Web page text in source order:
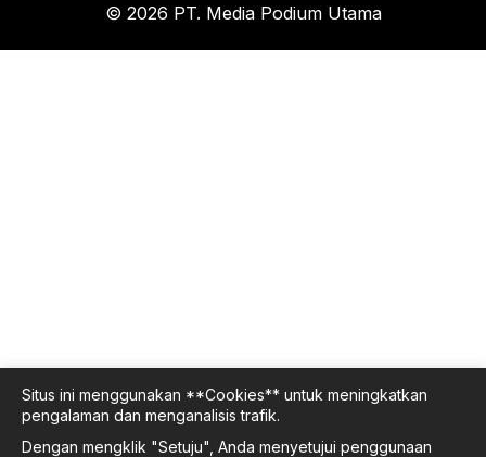
© 2026 PT. Media Podium Utama
Situs ini menggunakan **Cookies** untuk meningkatkan
pengalaman dan menganalisis trafik.
Dengan mengklik "Setuju", Anda menyetujui penggunaan